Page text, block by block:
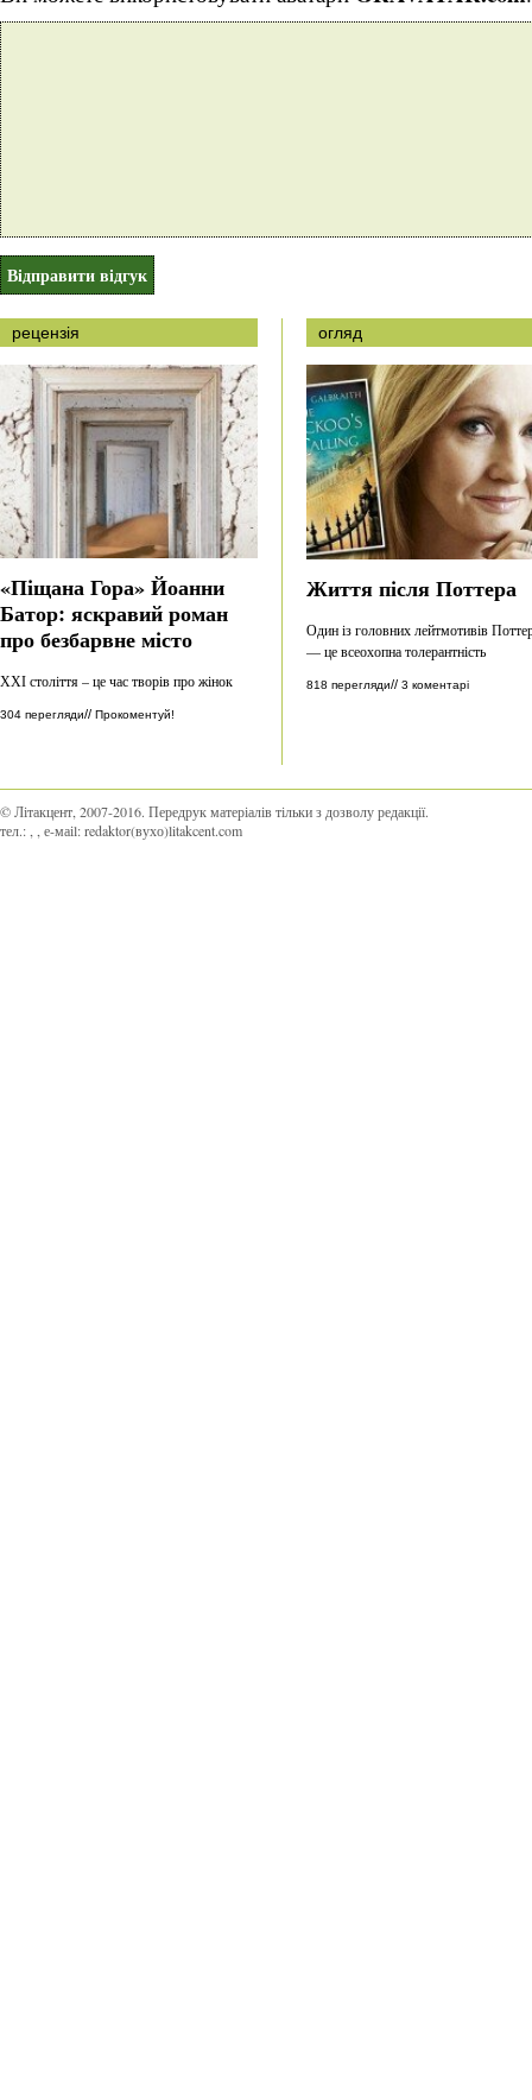
рецензія
«Піщана Гора» Йоанни
Батор: яскравий роман
про безбарвне місто
ХХІ століття – це час творів про жінок
304 перегляди// Прокоментуй!
огляд
Життя після Поттера
Один із головних лейтмотивів
— це всеохопна толерантність
818 перегляди// 3 коментарі
© Літакцент, 2007-2016. Передрук матеріалів тільки з дозволу редакції.
тел.:
, е-маіl:redaktor(вухо)litakcent.com